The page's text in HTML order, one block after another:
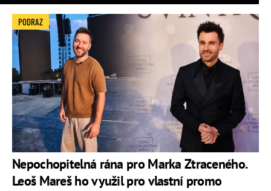
Nepochopitelná rána pro Marka Ztraceného.
Leoš Mareš ho využil pro vlastní promo
PODRAZ